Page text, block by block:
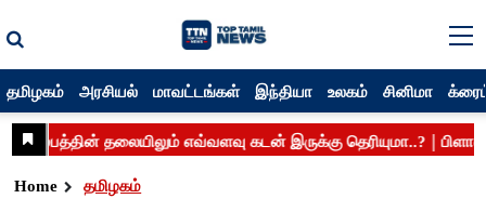
தமிழகம் அரசியல் மாவட்டங்கள் இந்தியா உலகம் சினிமா
Home தமிழகம்